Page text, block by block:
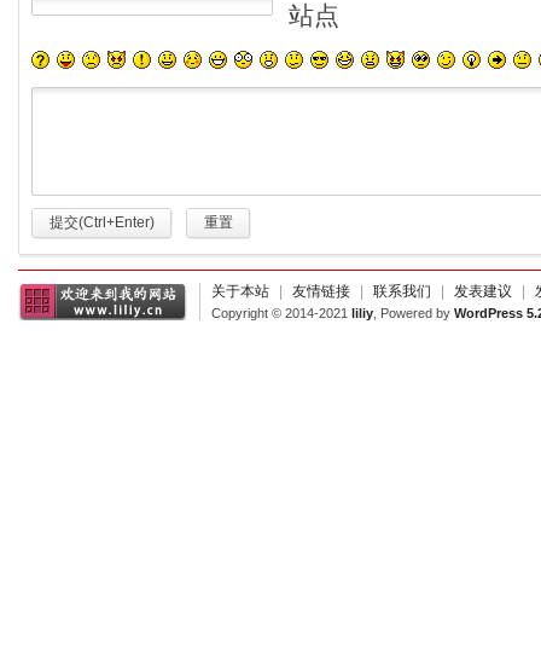
站点
提交(Ctrl+Enter) 重置
关于本站 友情链接 联系我们 发表建议
Copyright © 2014-2021 liliy , Powered by WordPress